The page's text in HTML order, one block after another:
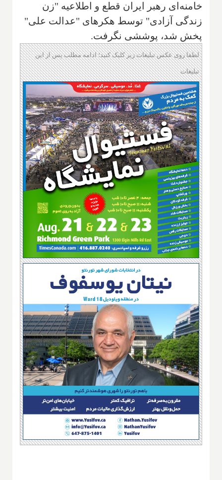
خامنه‌ای رهبر ایران قطع و اطلاعیه "زن
زندگی آزادی" توسط هکرهای "عدالت علی"
پخش شد، پوششی نگرفت.
لطفا روی عکس تبلیغات زیر کلیک کنید؛ ادامه مطلب پس از این
تبلیغات